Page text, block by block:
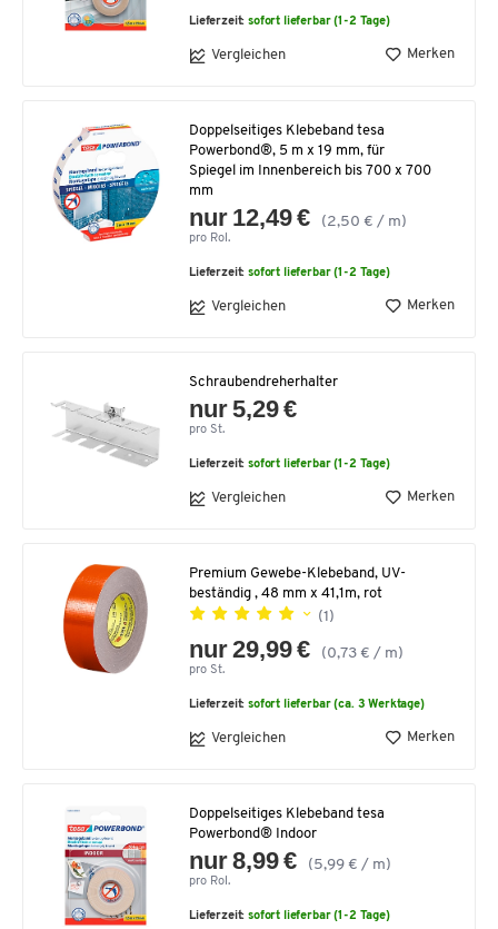
Lieferzeit:sofort lieferbar (1-2 Tage)
Vergleichen Merken
Doppelseitiges Klebeband tesa
Powerbond®, 5 m x 19 mm, für
Spiegel im Innenbereich bis 700 x 700
mm
nur 12,49 € (2,50 € / m)
pro Rol.
Lieferzeit:sofort lieferbar (1-2 Tage)
Vergleichen Merken
Schraubendreherhalter
nur 5,29 €
pro St.
Lieferzeit:sofort lieferbar (1-2 Tage)
Vergleichen Merken
Premium Gewebe-Klebeband, UV-
beständig , 48 mm x 41,1m, rot
(1)
nur 29,99 € (0,73 € / m)
pro St.
Lieferzeit:sofort lieferbar (ca. 3 Werktage)
Vergleichen Merken
Doppelseitiges Klebeband tesa
Powerbond® Indoor
nur 8,99 € (5,99 € / m)
pro Rol.
Lieferzeit:sofort lieferbar (1-2 Tage)